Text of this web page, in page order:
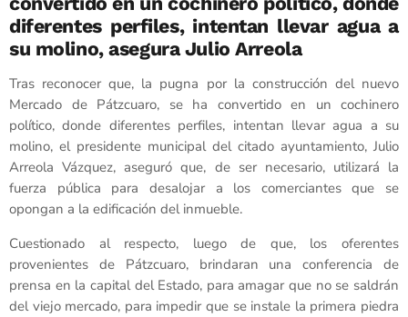
diferentes perfiles, intentan llevar agua a
su molino, asegura Julio Arreola
Tras reconocer que, la pugna por la construcción del nuevo
Mercado de Pátzcuaro, se ha convertido en un cochinero
político, donde diferentes perfiles, intentan llevar agua a su
molino, el presidente municipal del citado ayuntamiento, Julio
Arreola Vázquez, aseguró que, de ser necesario, utilizará la
fuerza pública para desalojar a los comerciantes que se
opongan a la edificación del inmueble.
Cuestionado al respecto, luego de que, los oferentes
provenientes de Pátzcuaro, brindaran una conferencia de
prensa en la capital del Estado, para amagar que no se saldrán
del viejo mercado, para impedir que se instale la primera piedra